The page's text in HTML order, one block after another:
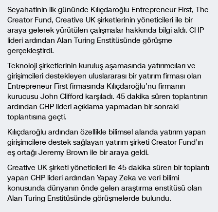
Seyahatinin ilk gününde Kılıçdaroğlu Entrepreneur First, The
Creator Fund, Creative UK şirketlerinin yöneticileri ile bir
araya gelerek yürütülen çalışmalar hakkında bilgi aldı. CHP
lideri ardından Alan Turing Enstitüsünde görüşme
gerçekleştirdi.
Teknoloji şirketlerinin kuruluş aşamasında yatırımcıları ve
girişimcileri destekleyen uluslararası bir yatırım firması olan
Entrepreneur First firmasında Kılıçdaroğlu’nu firmanın
kurucusu John Clifford karşıladı. 45 dakika süren toplantının
ardından CHP lideri açıklama yapmadan bir sonraki
toplantısına geçti.
Kılıçdaroğlu ardından özellikle bilimsel alanda yatırım yapan
girişimcilere destek sağlayan yatırım şirketi Creator Fund’ın
eş ortağı Jeremy Brown ile bir araya geldi.
Creative UK şirketi yöneticileri ile 45 dakika süren bir toplantı
yapan CHP lideri ardından Yapay Zeka ve veri bilimi
konusunda dünyanın önde gelen araştırma enstitüsü olan
Alan Turing Enstitüsünde görüşmelerde bulundu.